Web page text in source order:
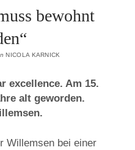
bewohnt
NICOLA KARNICK
excellence. Am 15.
alt geworden.
Willemsen bei einer